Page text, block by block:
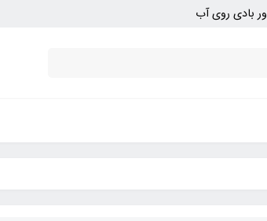
بادی روی آب